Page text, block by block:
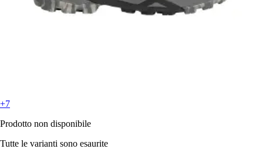
+7
Prodotto non disponibile
Tutte le varianti sono esaurite